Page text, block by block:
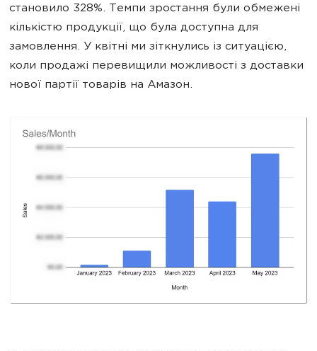
становило 328%. Темпи зростання були обмежені
кількістю продукції, що була доступна для
замовлення. У квітні ми зіткнулись із ситуацією,
коли продажі перевищили можливості з доставки
нової партії товарів на Амазон.